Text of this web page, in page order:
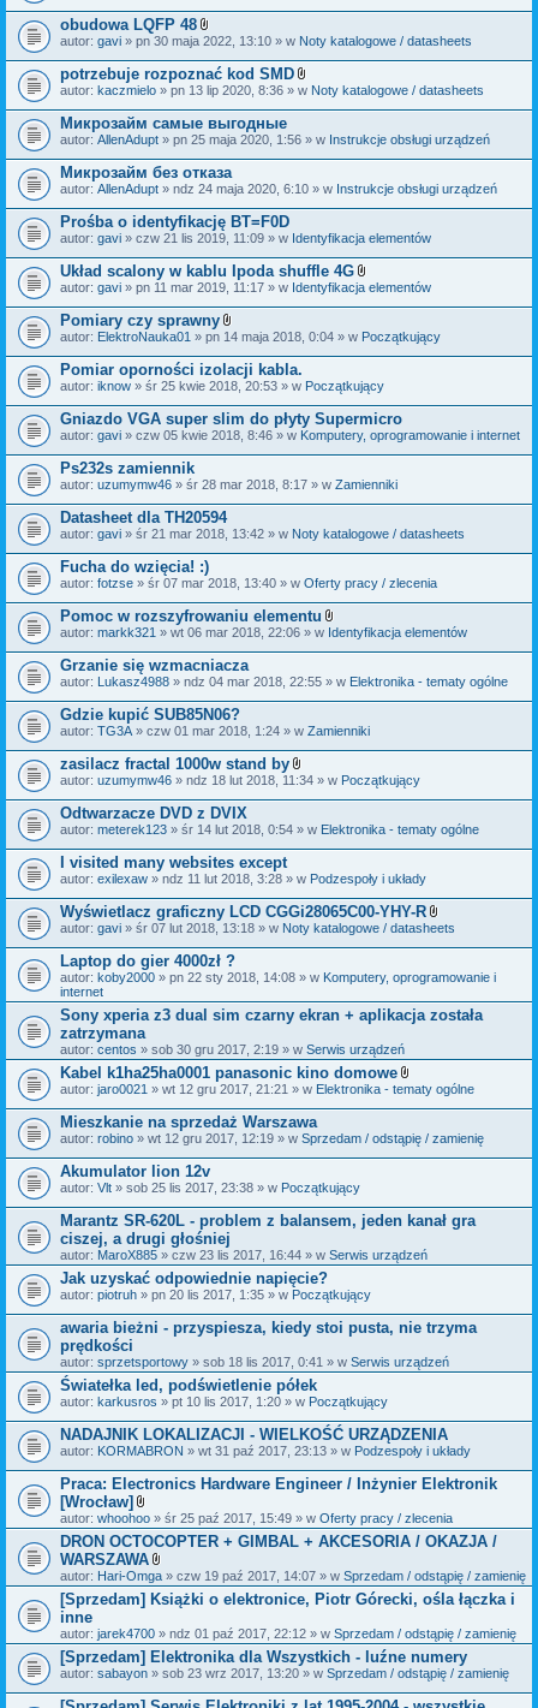
obudowa LQFP 48
Z
ł
ą
c
z
n
i
i
autor: gavi » pn 30 maja 2022, 13:10 » w Noty katalogowe / datasheets
potrzebuje rozpoznać kod SMD
Z
ł
c
z
i
autor: kaczmielo » pn 13 lip 2020, 8:36 » w Noty katalogowe / datasheets
Микрозайм самые выгодные
autor: AllenAdupt » pn 25 maja 2020, 1:56 » w Instrukcje obsługi urządzeń
Микрозайм без отказа
autor: AllenAdupt » ndz 24 maja 2020, 6:10 » w Instrukcje obsługi urządzeń
Prośba o identyfikację BT=F0D
autor: gavi » czw 21 lis 2019, 11:09 » w Identyfikacja elementów
Układ scalony w kablu Ipoda shuffle 4G
Z
ł
c
z
i
k
i
autor: gavi » pn 11 mar 2019, 11:17 » w Identyfikacja elementów
Pomiary czy sprawny
Z
ł
ą
c
z
n
i
autor: ElektroNauka01 » pn 14 maja 2018, 0:04 » w Początkujący
Pomiar oporności izolacji kabla.
autor: iknow » śr 25 kwie 2018, 20:53 » w Początkujący
Gniazdo VGA super slim do płyty Supermicro
autor: gavi » czw 05 kwie 2018, 8:46 » w Komputery, oprogramowanie i internet
Ps232s zamiennik
autor: uzumymw46 » śr 28 mar 2018, 8:17 » w Zamienniki
Datasheet dla TH20594
autor: gavi » śr 21 mar 2018, 13:42 » w Noty katalogowe / datasheets
Fucha do wzięcia! :)
autor: fotzse » śr 07 mar 2018, 13:40 » w Oferty pracy / zlecenia
Pomoc w rozszyfrowaniu elementu
Z
ł
c
z
i
autor: markk321 » wt 06 mar 2018, 22:06 » w Identyfikacja elementów
Grzanie się wzmacniacza
autor: Lukasz4988 » ndz 04 mar 2018, 22:55 » w Elektronika - tematy ogólne
Gdzie kupić SUB85N06?
autor: TG3A » czw 01 mar 2018, 1:24 » w Zamienniki
zasilacz fractal 1000w stand by
Z
ł
c
z
i
i
autor: uzumymw46 » ndz 18 lut 2018, 11:34 » w Początkujący
Odtwarzacze DVD z DVIX
autor: meterek123 » śr 14 lut 2018, 0:54 » w Elektronika - tematy ogólne
I visited many websites except
autor: exilexaw » ndz 11 lut 2018, 3:28 » w Podzespoły i układy
Wyświetlacz graficzny LCD CGGi28065C00-YHY-R
Z
ł
c
n
i
autor: gavi » śr 07 lut 2018, 13:18 » w Noty katalogowe / datasheets
Laptop do gier 4000zł ?
autor: koby2000 » pn 22 sty 2018, 14:08 » w Komputery, oprogramowanie i
internet
Sony xperia z3 dual sim czarny ekran + aplikacja została
zatrzymana
autor: centos » sob 30 gru 2017, 2:19 » w Serwis urządzeń
Kabel k1ha25ha0001 panasonic kino domowe
Z
ł
c
z
i
autor: jaro0021 » wt 12 gru 2017, 21:21 » w Elektronika - tematy ogólne
Mieszkanie na sprzedaż Warszawa
autor: robino » wt 12 gru 2017, 12:19 » w Sprzedam / odstąpię / zamienię
Akumulator lion 12v
autor: Vlt » sob 25 lis 2017, 23:38 » w Początkujący
Marantz SR-620L - problem z balansem, jeden kanał gra
ciszej, a drugi głośniej
autor: MaroX885 » czw 23 lis 2017, 16:44 » w Serwis urządzeń
Jak uzyskać odpowiednie napięcie?
autor: piotruh » pn 20 lis 2017, 1:35 » w Początkujący
awaria bieżni - przyspiesza, kiedy stoi pusta, nie trzyma
prędkości
autor: sprzetsportowy » sob 18 lis 2017, 0:41 » w Serwis urządzeń
Światełka led, podświetlenie półek
autor: karkusros » pt 10 lis 2017, 1:20 » w Początkujący
NADAJNIK LOKALIZACJI - WIELKOŚĆ URZĄDZENIA
autor: KORMABRON » wt 31 paź 2017, 23:13 » w Podzespoły i układy
Praca: Electronics Hardware Engineer / Inżynier Elektronik
[Wrocław]
Z
a
ł
ą
c
z
k
i
autor: whoohoo » śr 25 paź 2017, 15:49 » w Oferty pracy / zlecenia
DRON OCTOCOPTER + GIMBAL + AKCESORIA / OKAZJA /
WARSZAWA
Z
a
ł
c
z
n
i
i
autor: Hari-Omga » czw 19 paź 2017, 14:07 » w Sprzedam / odstąpię / zamienię
[Sprzedam] Książki o elektronice, Piotr Górecki, ośla łączka i
inne
autor: jarek4700 » ndz 01 paź 2017, 22:12 » w Sprzedam / odstąpię / zamienię
[Sprzedam] Elektronika dla Wszystkich - luźne numery
autor: sabayon » sob 23 wrz 2017, 13:20 » w Sprzedam / odstąpię / zamienię